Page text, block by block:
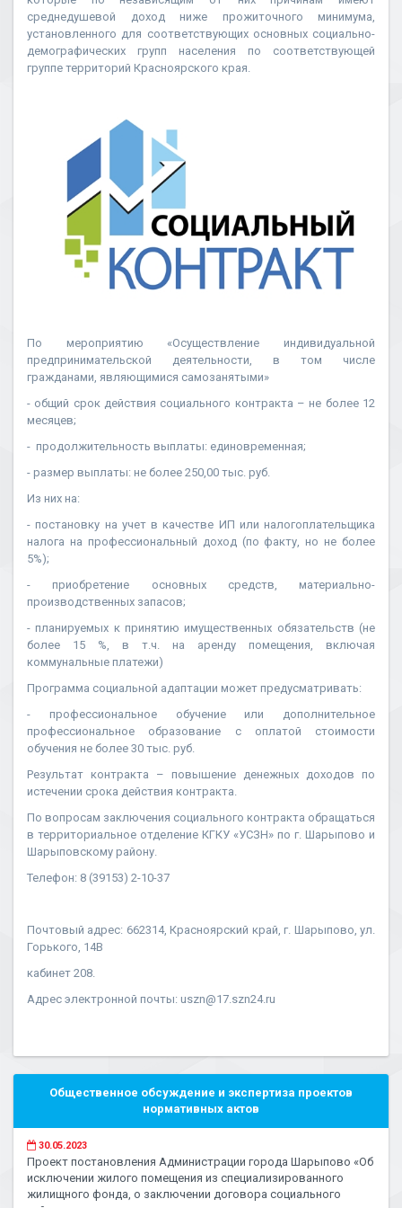
среднедушевой доход ниже прожиточного минимума,
установленного для соответствующих основных социально-
демографических групп населения по соответствующей
группе территорий Красноярского края.
По мероприятию «Осуществление индивидуальной
предпринимательской деятельности, в том числе
гражданами, являющимися самозанятыми»
- общий срок действия социального контракта – не более 12
месяцев;
- продолжительность выплаты: единовременная;
- размер выплаты: не более 250,00 тыс. руб.
Из них на:
- постановку на учет в качестве ИП или налогоплательщика
налога на профессиональный доход (по факту, но не более
5%);
- приобретение основных средств, материально-
производственных запасов;
- планируемых к принятию имущественных обязательств (не
более 15 %, в т.ч. на аренду помещения, включая
коммунальные платежи)
Программа социальной адаптации может предусматривать:
- профессиональное обучение или дополнительное
профессиональное образование с оплатой стоимости
обучения не более 30 тыс. руб.
Результат контракта – повышение денежных доходов по
истечении срока действия контракта.
По вопросам заключения социального контракта обращаться
в территориальное отделение КГКУ «УСЗН» по г. Шарыпово и
Шарыповскому району.
Телефон: 8 (39153) 2-10-37
Почтовый адрес: 662314, Красноярский край, г. Шарыпово, ул.
Горького, 14В
кабинет 208.
Адрес электронной почты: uszn@17.szn24.ru
Общественное обсуждение и экспертиза проектов
нормативных актов
30.05.2023
Проект постановления Администрации города Шарыпово «Об
исключении жилого помещения из специализированного
жилищного фонда, о заключении договора социального